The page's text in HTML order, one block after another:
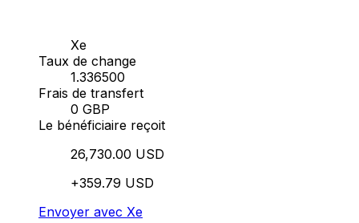
Xe
Taux de change
1.336500
Frais de transfert
0 GBP
Le bénéficiaire reçoit
26,730.00 USD
+359.79 USD
Envoyer avec Xe